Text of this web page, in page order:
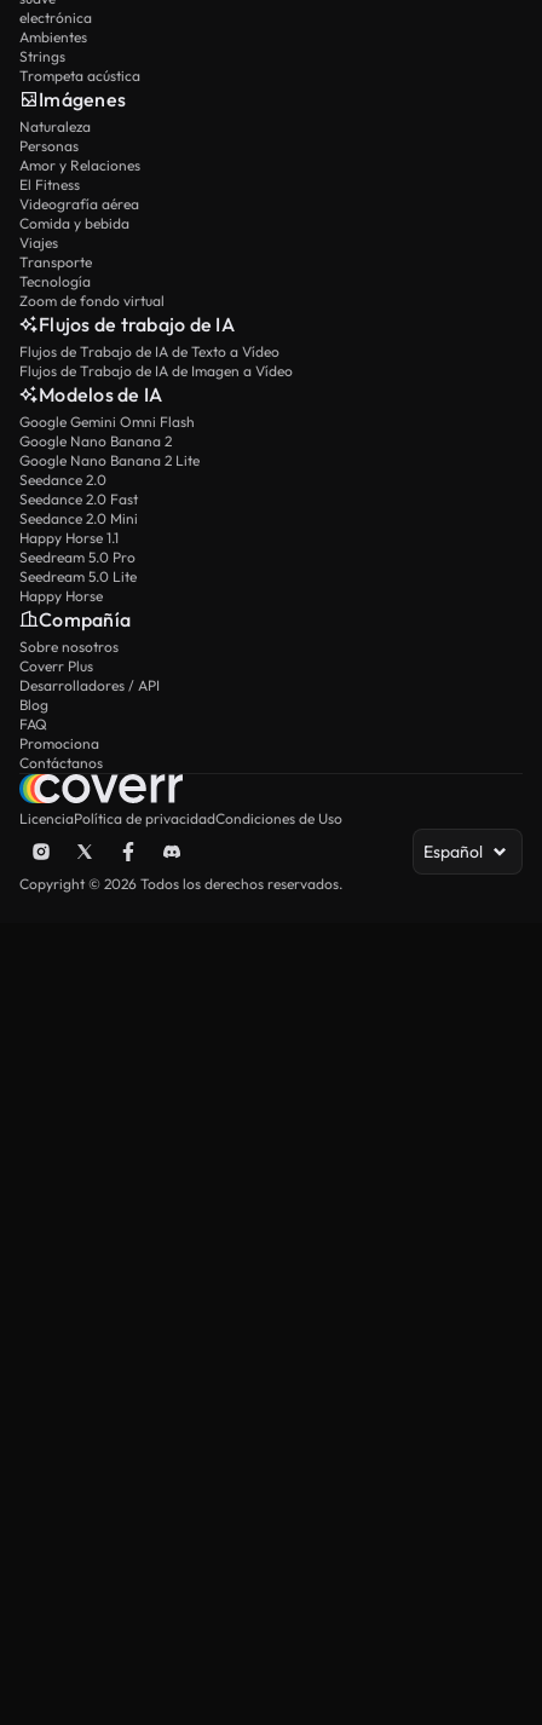
electrónica
Ambientes
Strings
Trompeta acústica
Imágenes
Naturaleza
Personas
Amor y Relaciones
El Fitness
Videografía aérea
Comida y bebida
Viajes
Transporte
Tecnología
Zoom de fondo virtual
Flujos de trabajo de IA
Flujos de Trabajo de IA de Texto a Vídeo
Flujos de Trabajo de IA de Imagen a Vídeo
Modelos de IA
Google Gemini Omni Flash
Google Nano Banana 2
Google Nano Banana 2 Lite
Seedance 2.0
Seedance 2.0 Fast
Seedance 2.0 Mini
Happy Horse 1.1
Seedream 5.0 Pro
Seedream 5.0 Lite
Happy Horse
Compañía
Sobre nosotros
Coverr Plus
Desarrolladores / API
Blog
FAQ
Promociona
Contáctanos
LicenciaPolítica de privacidadCondiciones de Uso
Español
Copyright © 2026 Todos los derechos reservados.